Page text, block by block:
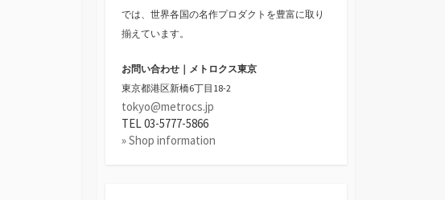
では、世界各国の名作プロダクトを豊富に取り
揃えています。
お問い合わせ｜メトロクス東京
東京都港区新橋6丁目18-2
tokyo@metrocs.jp
TEL 03-5777-5866
» Shop information